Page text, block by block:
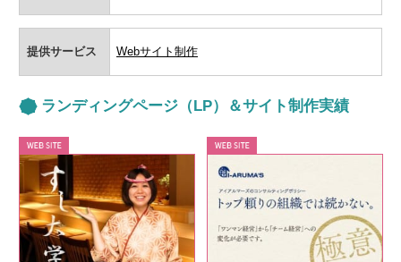
提供サービス Webサイト制作
ランディングページ（LP）＆サイト制作実績